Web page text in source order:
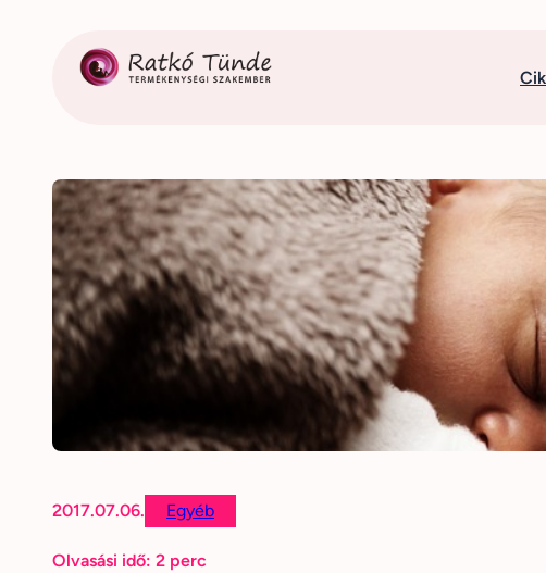
tartalomhoz
2017.07.06. Egyéb
Olvasási idő: 2 perc